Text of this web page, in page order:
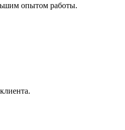
опытом работы.